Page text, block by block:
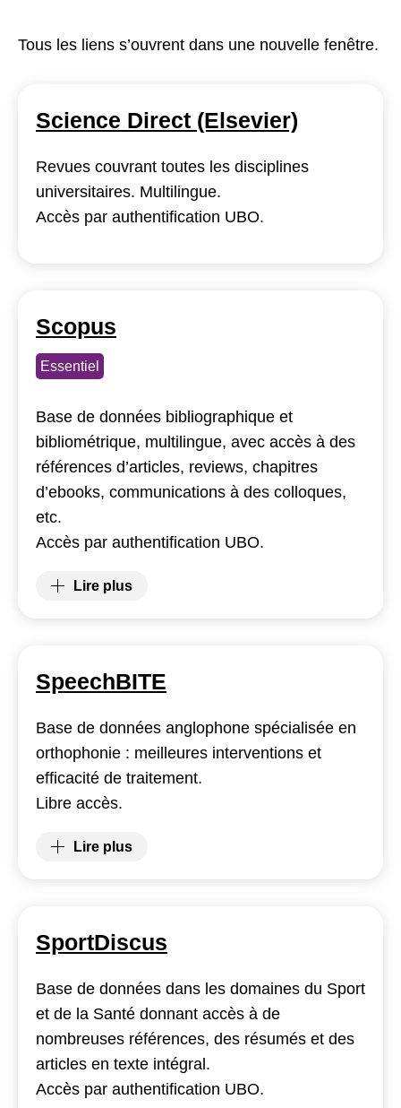
Tous les liens s’ouvrent dans une nouvelle fenêtre.
Science Direct (Elsevier)
Revues couvrant toutes les disciplines
universitaires. Multilingue.
Accès par authentification UBO.
Scopus
Essentiel
Base de données bibliographique et
bibliométrique, multilingue, avec accès à des
références d’articles, reviews, chapitres
d’ebooks, communications à des colloques,
etc.
Accès par authentification UBO.
Lire plus
SpeechBITE
Base de données anglophone spécialisée en
orthophonie : meilleures interventions et
efficacité de traitement.
Libre accès.
Lire plus
SportDiscus
Base de données dans les domaines du Sport
et de la Santé donnant accès à de
nombreuses références, des résumés et des
articles en texte intégral.
Accès par authentification UBO.